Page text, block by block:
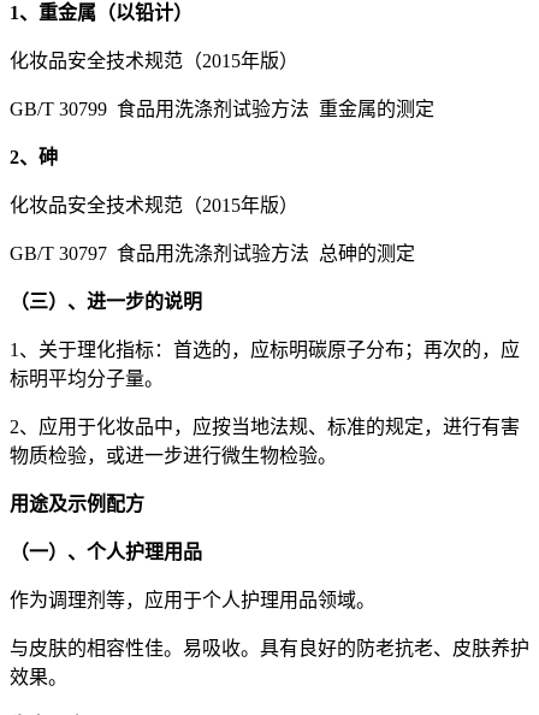
1、重金属（以铅计）
化妆品安全技术规范（2015年版）
GB/T 30799 食品用洗涤剂试验方法 重金属的测定
2、砷
化妆品安全技术规范（2015年版）
GB/T 30797 食品用洗涤剂试验方法 总砷的测定
（三）、进一步的说明
1、关于理化指标：首选的，应标明碳原子分布；再次的，应
标明平均分子量。
2、应用于化妆品中，应按当地法规、标准的规定，进行有害
物质检验，或进一步进行微生物检验。
用途及示例配方
（一）、个人护理用品
作为调理剂等，应用于个人护理用品领域。
与皮肤的相容性佳。易吸收。具有良好的防老抗老、皮肤养护
效果。